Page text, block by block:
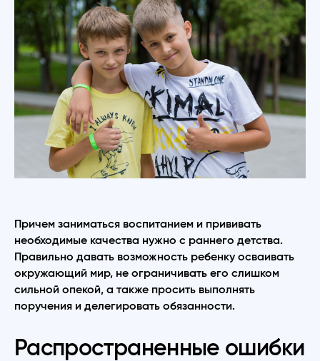
Причем заниматься воспитанием и прививать
необходимые качества нужно с раннего детства.
Правильно давать возможность ребенку осваивать
окружающий мир, не ограничивать его слишком
сильной опекой, а также просить выполнять
поручения и делегировать обязанности.
Распространенные ошибки